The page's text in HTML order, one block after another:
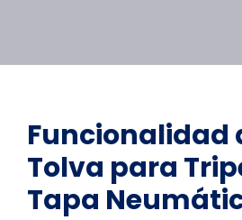
Funcionalidad
Tolva para
Tapa